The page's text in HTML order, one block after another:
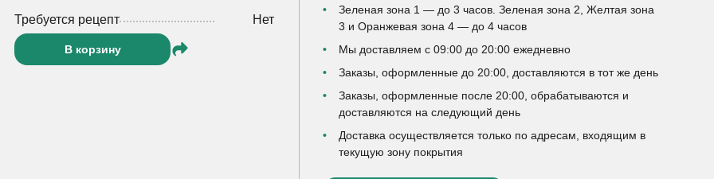
Требуется рецепт
Нет
В корзину
Зеленая зона 1 — до 3 часов. Зеленая зона 2, Желтая зона
3 и Оранжевая зона 4 — до 4 часов
Мы доставляем с 09:00 до 20:00 ежедневно
Заказы, оформленные до 20:00, доставляются в тот же день
Заказы, оформленные после 20:00, обрабатываются и
доставляются на следующий день
Доставка осуществляется только по адресам, входящим в
текущую зону покрытия